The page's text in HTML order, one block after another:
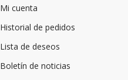
Mi cuenta
Historial de pedidos
Lista de deseos
Boletín de noticias